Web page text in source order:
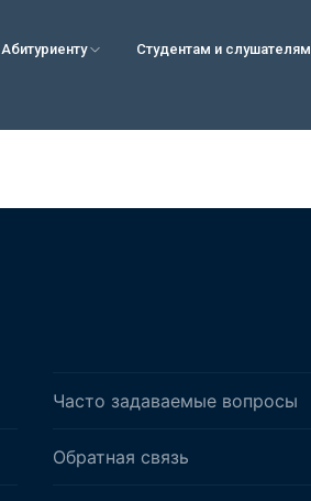
Абитуриенту Студентам и слушателям
Часто задаваемые вопросы
Обратная связь